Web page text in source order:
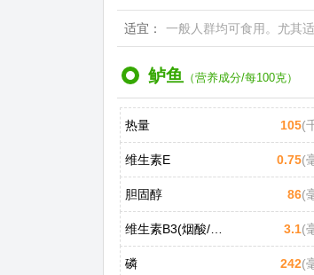
适宜： 一般人群均可食用。尤其
鲈鱼 （营养成分/每100克）
热量 105(
维生素E 0.75(
胆固醇 86(
维生素B3(烟酸/尼克酸) 3.1(
磷 242(